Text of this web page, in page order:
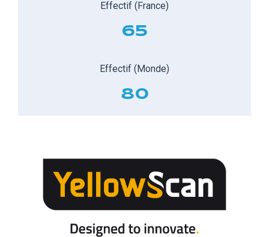
Effectif (France)
65
Effectif (Monde)
80